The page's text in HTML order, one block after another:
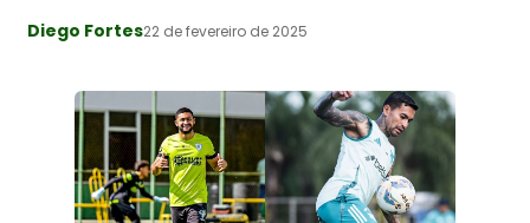
Diego Fortes22 de fevereiro de 2025